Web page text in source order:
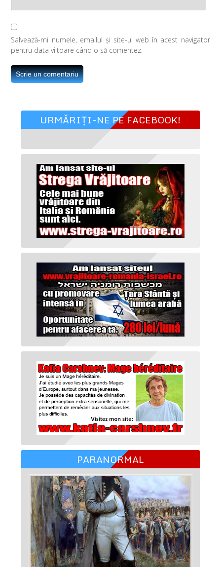
Salvează-mi numele, emailul și site-ul web în acest navigator
pentru data viitoare când o să comentez.
URMĂRIȚI-NE PE FACEBOOK!
PARANORMAL